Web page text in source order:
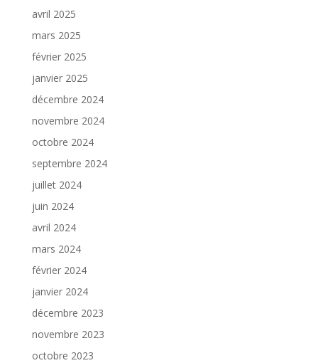
avril 2025
mars 2025
février 2025
janvier 2025
décembre 2024
novembre 2024
octobre 2024
septembre 2024
juillet 2024
juin 2024
avril 2024
mars 2024
février 2024
janvier 2024
décembre 2023
novembre 2023
octobre 2023